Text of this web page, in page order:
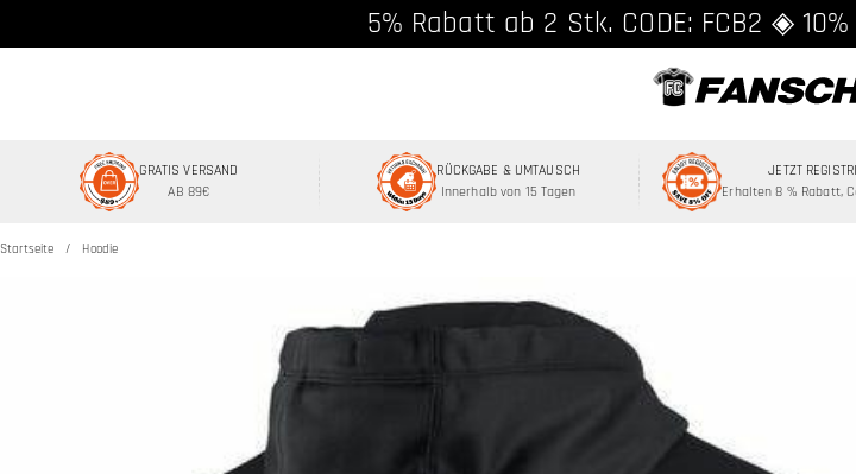
Kostenloser Versand ab 89 € ★ Registriere
5% Rabatt ab 2 Stk. CODE: FCB2 ◈
GRATIS VERSAND
AB 89€
RÜCKGABE & UMTAUSCH
Innerhalb von 15 Tagen
JETZT
Erhalten 8 % Rabatt,
Startseite Hoodie